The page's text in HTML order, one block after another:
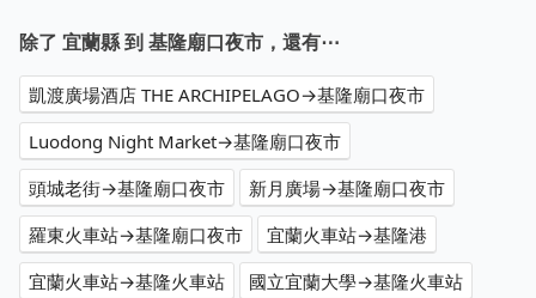
除了 宜蘭縣 到 基隆廟口夜市，還有⋯
凱渡廣場酒店 THE ARCHIPELAGO→基隆廟口夜市
Luodong Night Market→基隆廟口夜市
頭城老街→基隆廟口夜市
新月廣場→基隆廟口夜市
羅東火車站→基隆廟口夜市
宜蘭火車站→基隆港
宜蘭火車站→基隆火車站
國立宜蘭大學→基隆火車站